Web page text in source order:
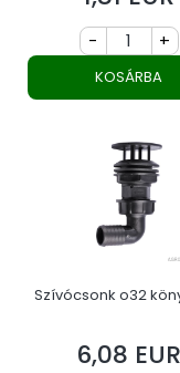
- +
KOSÁRBA
Szívócsonk o32
Ár
6,08 EUR